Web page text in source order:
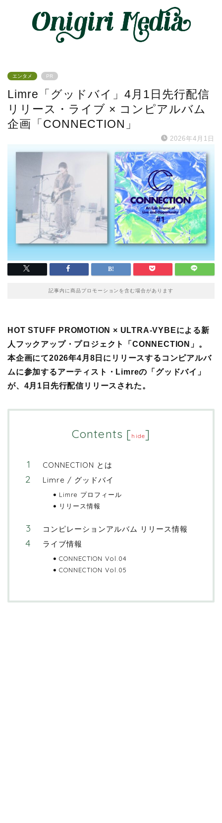
エンタメ PR
Limre「グッドバイ」4月1日先行配信
リリース・ライブ × コンピアルバム
企画「CONNECTION」
2026年4月1日
記事内に商品プロモーションを含む場合があります
HOT STUFF PROMOTION × ULTRA-VYBEによる新
人フックアップ・プロジェクト「CONNECTION」。
本企画にて2026年4月8日にリリースするコンピアルバ
ムに参加するアーティスト・Limreの「グッドバイ」
が、4月1日先行配信リリースされた。
Contents [hide]
CONNECTION とは
Limre / グッドバイ
Limre プロフィール
リリース情報
コンピレーションアルバム リリース情報
ライブ情報
CONNECTION Vol.04
CONNECTION Vol.05